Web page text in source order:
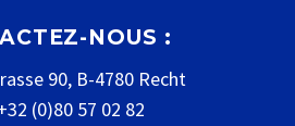
NOUS :
90, B-4780 Recht
(0)80 57 02 82